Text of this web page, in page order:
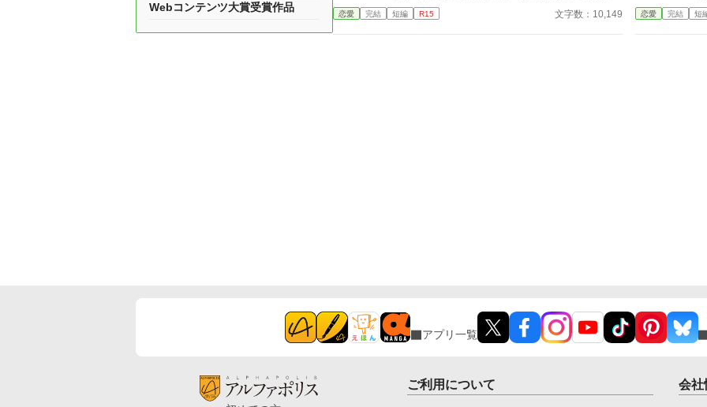
に選ばれたメリッサ・オードバーン子爵令嬢は、自身
を果報者と信じて疑っていなかった。 彼が屋敷の
恋愛 完結 短編 R15 文字数：10,149
力
恋愛 完結 短
Webコンテンツ大賞受賞作品
アプリ一覧
ご利用について 会社